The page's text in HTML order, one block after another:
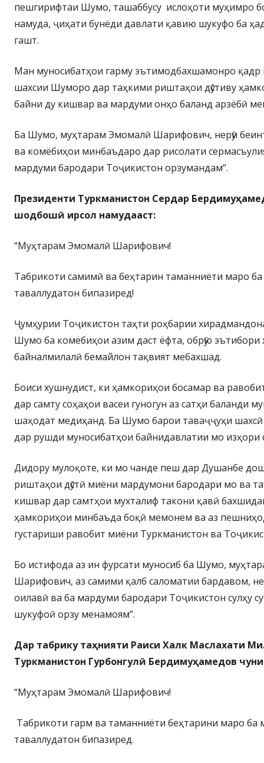
пешгирифтаи Шумо, ташаббусу ислоҳоти муҳимро
намуда, ҷиҳати бунёди давлати қавию шукуфо ба
гашт.
Ман муносибатҳои гарму эътимодбахшамонро қадр
шахсии Шуморо дар таҳкими риштаҳои дӯстиву
байни ду кишвар ва мардуми онҳо баланд арзёбӣ
Ба Шумо, муҳтарам Эмомалӣ Шарифович, нерӯи
ва комёбиҳои минбаъдаро дар рисолати
мардуми бародари Тоҷикистон орзумандам”.
Президенти Туркманистон Сердар
шодбошӣ ирсол намудааст:
“Муҳтарам Эмомалӣ Шарифович!
Табрикоти самимӣ ва беҳтарин таманниёти маро ба
таваллудатон бипазиред!
Ҷумҳурии Тоҷикистон таҳти роҳбарии
Шумо ба комёбиҳои азим даст ёфта, обрӯю эътибори
байналмилалӣ бемайлон тақвият мебахшад.
Боиси хушнудист, ки ҳамкориҳои босамар ва
дар самту соҳаҳои васеи гуногун аз сатҳи баланди
шаҳодат медиҳанд. Ба Шумо барои таваҷҷуҳи шахсӣ
дар рушди муносибатҳои байнидавлатии мо изҳори
Дидору мулоқоте, ки мо чанде пеш дар Душанбе
риштаҳои дӯстӣ миёни мардумони бародари мо ва
кишвар дар самтҳои мухталиф такони қавӣ
ҳамкориҳои минбаъда боқӣ мемонем ва аз
густариши равобит миёни Туркманистон ва
Бо истифода аз ин фурсати муносиб ба Шумо,
Шарифович, аз самими қалб саломатии бардавом,
оилавӣ ва ба мардуми бародари Тоҷикистон сулҳу
шукуфоӣ орзу менамоям”.
Дар табрику таҳнияти Раиси Халк Маслахати
Туркманистон Гурбонгулӣ Бердимуҳамедов
“Муҳтарам Эмомалӣ Шарифович!
Табрикоти гарм ва таманниёти беҳтарини маро ба
таваллудатон бипазиред.